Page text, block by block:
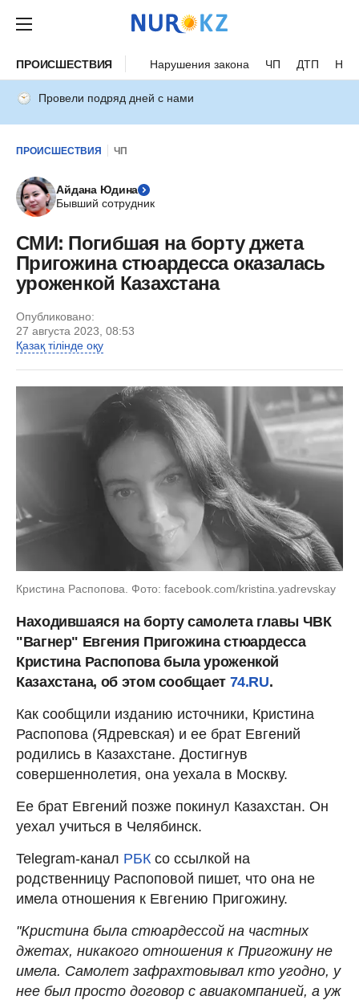
ПРОИСШЕСТВИЯ Нарушения закона ЧП ДТП
Провели подряд дней с нами
ПРОИСШЕСТВИЯ ЧП
Айдана Юдина
Бывший сотрудник
СМИ: Погибшая на борту джета
Пригожина стюардесса оказалась
уроженкой Казахстана
Опубликовано:
27 августа 2023, 08:53
Қазақ тілінде оқу
Кристина Распопова. Фото: facebook.com/kristina.yadrevskay
Находившаяся на борту самолета главы ЧВК
"Вагнер" Евгения Пригожина стюардесса
Кристина Распопова была уроженкой
Казахстана, об этом сообщает 74.RU.
Как сообщили изданию источники, Кристина
Распопова (Ядревская) и ее брат Евгений
родились в Казахстане. Достигнув
совершеннолетия, она уехала в Москву.
Ее брат Евгений позже покинул Казахстан. Он
уехал учиться в Челябинск.
Telegram-канал РБК со ссылкой на
родственницу Распоповой пишет, что она не
имела отношения к Евгению Пригожину.
"Кристина была стюардессой на частных
джетах, никакого отношения к Пригожину не
имела. Самолет зафрахтовывал кто угодно, у
нее был просто договор с авиакомпанией, а уж